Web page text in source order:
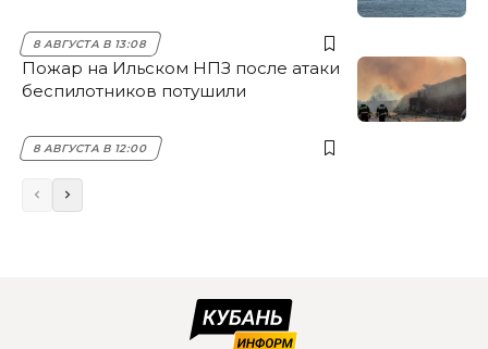
8 АВГУСТА В 13:08
Пожар на Ильском НПЗ после атаки
беспилотников потушили
8 АВГУСТА В 12:00